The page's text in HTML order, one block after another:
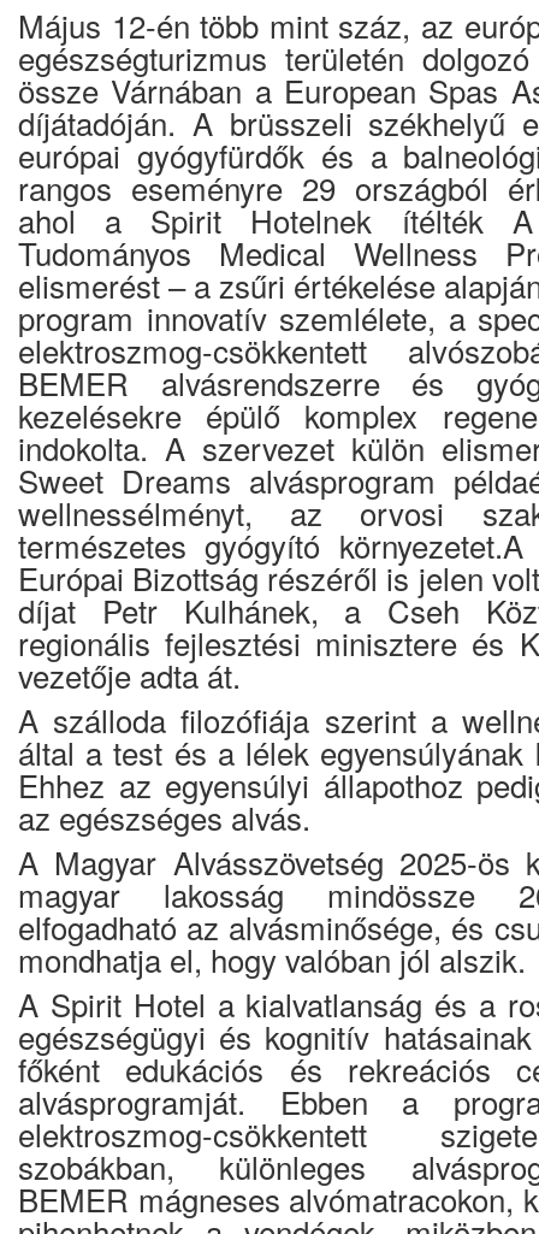
Május 12-én több mint száz, az
egészségturizmus területén
össze Várnában a European Spas
díjátadóján. A brüsszeli székhelyű
európai gyógyfürdők és a
rangos eseményre 29 országból
ahol a Spirit Hotelnek ítélték A
Tudományos Medical Wellness
elismerést – a zsűri értékelése
program innovatív szemlélete, a
elektroszmog-csökkentett
BEMER alvásrendszerre és
kezelésekre épülő komplex
indokolta. A szervezet külön
Sweet Dreams alvásprogram
wellnessélményt, az orvosi
természetes gyógyító
Európai Bizottság részéről is jelen
díjat Petr Kulhánek, a Cseh
regionális fejlesztési minisztere és
vezetője adta át.
A szálloda filozófiája szerint a
által a test és a lélek egyensúlyának
Ehhez az egyensúlyi állapothoz
az egészséges alvás.
A Magyar Alvásszövetség 2025-ös
magyar lakosság mindössze
elfogadható az alvásminősége, és
mondhatja el, hogy valóban jól alszik.
A Spirit Hotel a kialvatlanság és a
egészségügyi és kognitív
főként edukációs és rekreációs
alvásprogramját. Ebben a
elektroszmog-csökkentett
szobákban, különleges
BEMER mágneses alvómatracokon,